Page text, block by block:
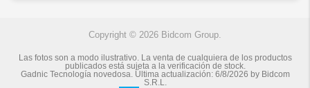
Copyright © 2026 Bidcom Group.
Las fotos son a modo ilustrativo. La venta de cualquiera de los productos
publicados está sujeta a la verificación de stock.
Gadnic Tecnología novedosa. Última actualización: 6/8/2026 by Bidcom
S.R.L.